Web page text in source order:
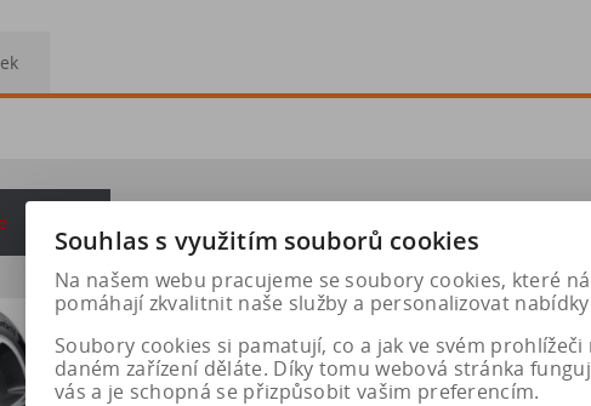
Souhlas s využitím souborů cookies
Na našem webu pracujeme se soubory cookies, které
pomáhají zkvalitnit naše služby a personalizovat
Soubory cookies si pamatují, co a jak ve svém prohlížeči
daném zařízení děláte. Díky tomu webová stránka
vás a je schopná se přizpůsobit vašim preferencím.